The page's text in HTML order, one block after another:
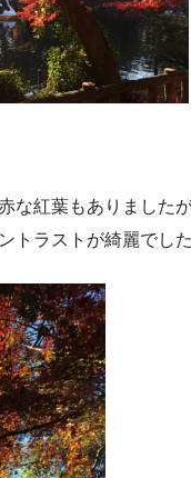
な紅葉もありました
トラストが綺麗でした